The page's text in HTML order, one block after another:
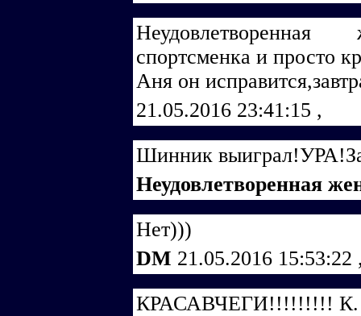
спортсменка и просто
Аня он
21.05.2016 23:41:15 ,
Шинник
Неудовлетворенная
Нет)))
DM 21.05.2016 15:53:22
КРАСАВЧЕГИ!!!!!!!!! К.